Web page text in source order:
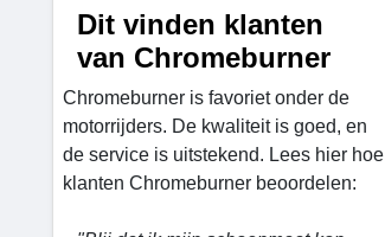
Dit vinden klanten
van Chromeburner
Chromeburner is favoriet onder de
motorrijders. De kwaliteit is goed, en
de service is uitstekend. Lees hier hoe
klanten Chromeburner beoordelen: